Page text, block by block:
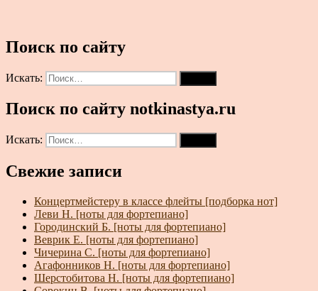
Поиск по сайту
Искать:
Поиск по сайту notkinastya.ru
Искать:
Свежие записи
Концертмейстеру в классе флейты [подборка нот]
Леви Н. [ноты для фортепиано]
Городинский Б. [ноты для фортепиано]
Веврик Е. [ноты для фортепиано]
Чичерина С. [ноты для фортепиано]
Агафонников Н. [ноты для фортепиано]
Шерстобитова Н. [ноты для фортепиано]